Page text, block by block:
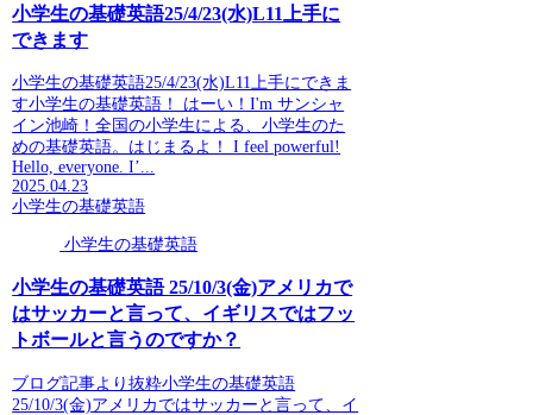
小学生の基礎英語25/4/23(水)L11上手に
できます
小学生の基礎英語25/4/23(水)L11上手にできま
す小学生の基礎英語！ はーい！I'm サンシャ
イン池崎！全国の小学生による、小学生のた
めの基礎英語。はじまるよ！ I feel powerful!
Hello, everyone. I’...
2025.04.23
小学生の基礎英語
小学生の基礎英語
小学生の基礎英語 25/10/3(金)アメリカで
はサッカーと言って、イギリスではフッ
トボールと言うのですか？
ブログ記事より抜粋小学生の基礎英語
25/10/3(金)アメリカではサッカーと言って、イ